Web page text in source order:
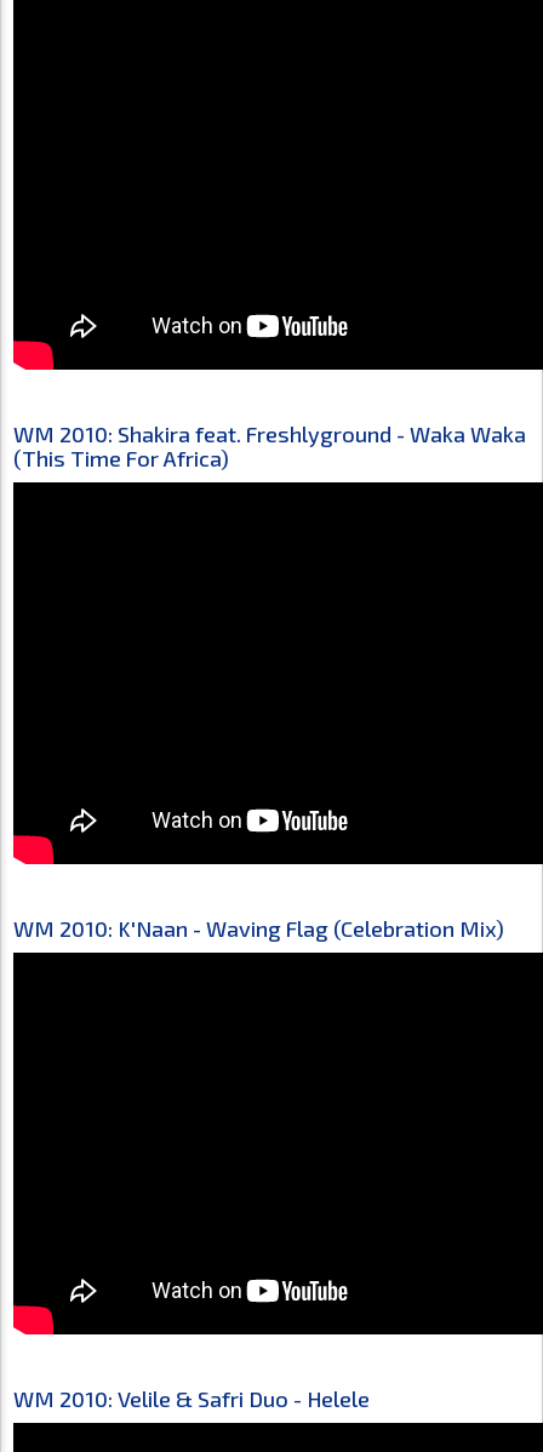
WM 2010: Shakira feat. Freshlyground - Waka Waka
(This Time For Africa)
WM 2010: K'Naan - Waving Flag (Celebration Mix)
WM 2010: Velile & Safri Duo - Helele